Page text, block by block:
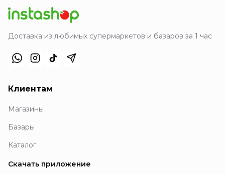
Доставка из любимых супермаркетов и базаров за 1 час
Клиентам
Магазины
Базары
Каталог
Скачать приложение